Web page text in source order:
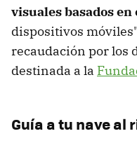
visuales basados
dispositivos
recaudación por los
destinada a la
Guía a tu nave al